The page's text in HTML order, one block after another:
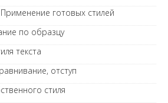
готовых стилей
по образцу
текста
отступ
стиля